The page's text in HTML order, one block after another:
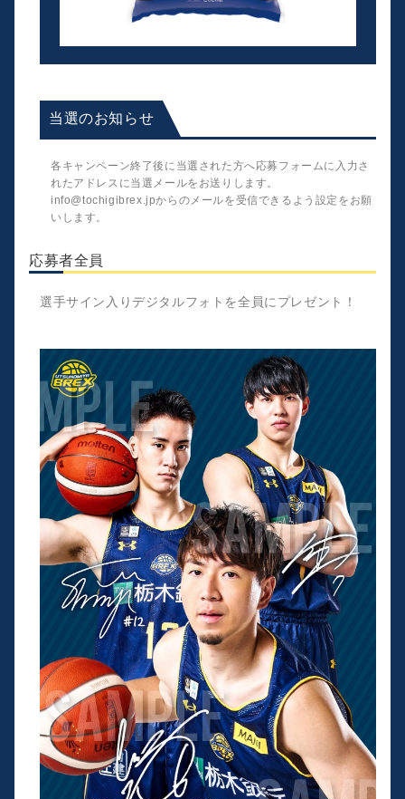
当選のお知らせ
各キャンペーン終了後に当選された方へ応募フォームに入力さ
れたアドレスに当選メールをお送りします。
info
tochigibrex.jpからのメールを受信できるよう設定をお願
いします。
応募者全員
選手サイン入りデジタルフォトを全員にプレゼント！